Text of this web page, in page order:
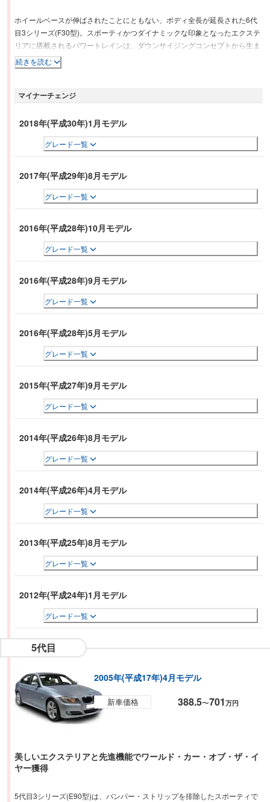
ホイールベースが伸ばされたことにともない、ボディ全長が延長された6代
目3シリーズ(F30型)。スポーティかつダイナミックな印象となったエクステ
リアに搭載されるパワートレインは、ダウンサイジングコンセプトから生ま
れたガソリンおよびディーゼルエンジンと、ハイブリッドの3タイプ。トラ
ンスミッションは8速ATと6速MT。駆動方式はFRを基本に、2.0Lの320iにの
40kgの軽量化が図られているほか、エネルギー回生システムやアイドリング
る。ボディバリエーションは、セダンとツーリングに新たに5ドアハッチバ
続きを読む
マイナーチェンジ
2018年(平成30年)1月モデル
グレード一覧
2017年(平成29年)8月モデル
グレード一覧
2016年(平成28年)10月モデル
グレード一覧
2016年(平成28年)9月モデル
グレード一覧
2016年(平成28年)5月モデル
グレード一覧
2015年(平成27年)9月モデル
グレード一覧
2014年(平成26年)8月モデル
グレード一覧
2014年(平成26年)4月モデル
グレード一覧
2013年(平成25年)8月モデル
グレード一覧
2012年(平成24年)1月モデル
グレード一覧
5代目
2005年(平成17年)4月モデル
新車価格 388.5〜701万円
美しいエクステリアと先進機能でワールド・カー・オブ・ザ・イ
ヤー獲得
5代目3シリーズ(E90型)は、バンパー・ストリップを排除したスポーティで